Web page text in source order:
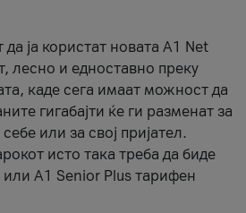
ја користат новата А1 Net
лесно и едноставно преку
каде сега имаат можност да
гигабајти ќе ги разменат за
или за свој пријател.
исто така треба да биде
A1 Senior Plus тарифен